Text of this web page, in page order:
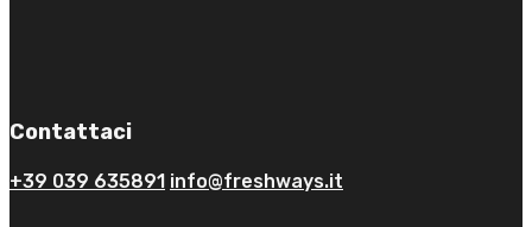
Contattaci
+39 039 635891 info@freshways.it